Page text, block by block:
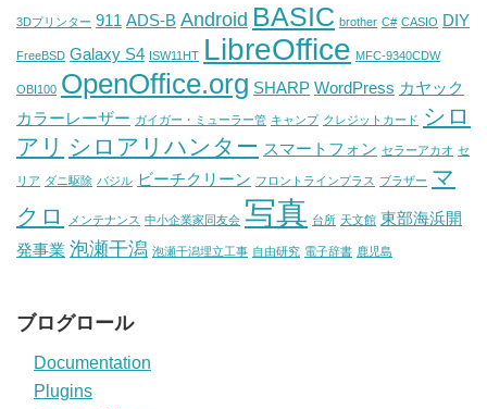
3Dプリンター 911 ADS-B Android BASIC brother C# CASIO DIY
FreeBSD Galaxy S4 ISW11HT LibreOffice MFC-9340CDW
OBI100 OpenOffice.org SHARP WordPress カヤック
カラーレーザー ガイガー・ミューラー管 キャンプ クレジットカード シロ
アリ シロアリハンター スマートフォン セラーアカオ セ
リア ダニ駆除 バジル ビーチクリーン フロントラインプラス ブラザー マ
クロ
メンテナンス 中小企業家同友会 写真 台所 天文館 東部海浜開
発事業 泡瀬干潟 泡瀬干潟埋立工事 自由研究 電子辞書 鹿児島
ブログロール
Documentation
Plugins